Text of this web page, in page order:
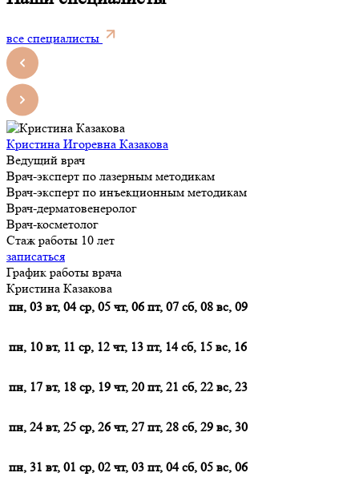
все специалисты
Кристина Игоревна Казакова
Ведущий врач
Врач-эксперт по лазерным методикам
Врач-эксперт по инъекционным методикам
Врач-дерматовенеролог
Врач-косметолог
Стаж работы 10 лет
записаться
График работы врача
Кристина Казакова
пн, 03 вт, 04 ср, 05 чт, 06 пт, 07 сб, 08 вс, 09
пн, 10 вт, 11 ср, 12 чт, 13 пт, 14 сб, 15 вс, 16
пн, 17 вт, 18 ср, 19 чт, 20 пт, 21 сб, 22 вс, 23
пн, 24 вт, 25 ср, 26 чт, 27 пт, 28 сб, 29 вс, 30
пн, 31 вт, 01 ср, 02 чт, 03 пт, 04 сб, 05 вс, 06